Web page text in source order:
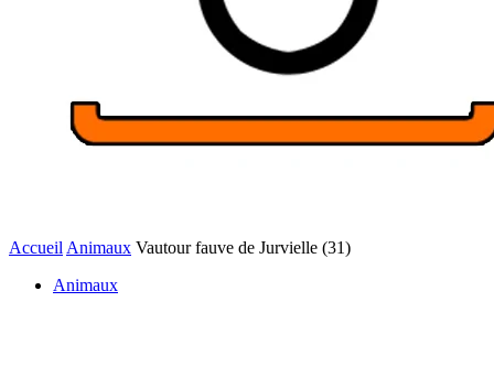
Accueil Animaux Vautour fauve de Jurvielle (31)
Animaux